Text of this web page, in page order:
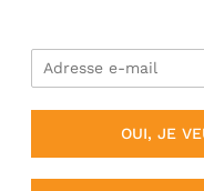
OUI, JE